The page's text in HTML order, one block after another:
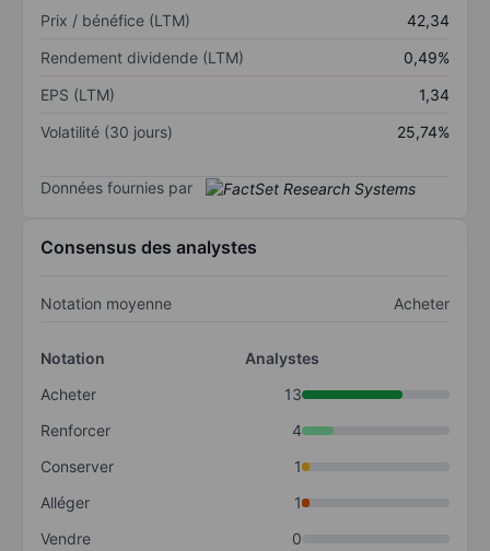
Prix / bénéfice (LTM)
42,34
Rendement dividende (LTM)
0,49%
EPS (LTM)
1,34
Volatilité (30 jours)
25,74%
Données fournies par
Consensus des analystes
Notation moyenne Acheter
Notation
Analystes
Acheter
13
Renforcer
4
Conserver
1
Alléger
1
Vendre
0